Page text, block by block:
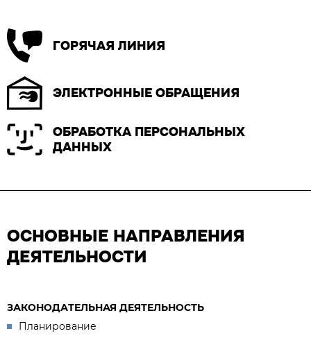
ГОРЯЧАЯ ЛИНИЯ
ЭЛЕКТРОННЫЕ ОБРАЩЕНИЯ
ОБРАБОТКА ПЕРСОНАЛЬНЫХ
ДАННЫХ
ОСНОВНЫЕ НАПРАВЛЕНИЯ
ДЕЯТЕЛЬНОСТИ
ЗАКОНОДАТЕЛЬНАЯ ДЕЯТЕЛЬНОСТЬ
Планирование